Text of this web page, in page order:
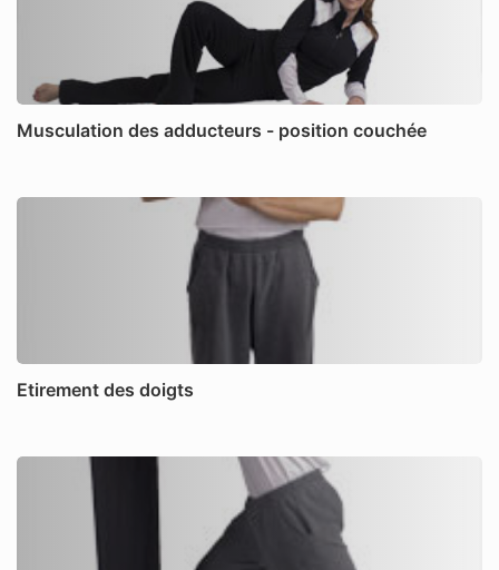
Musculation des adducteurs - position couchée
Etirement des doigts